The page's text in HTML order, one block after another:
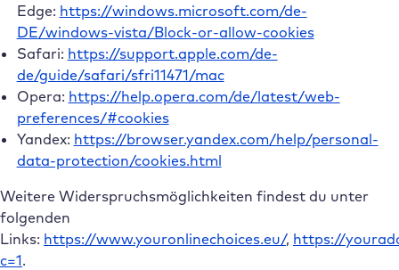
Edge: https://windows.microsoft.com/de-
DE/windows-vista/Block-or-allow-cookies
Safari: https://support.apple.com/de-
de/guide/safari/sfri11471/mac
Opera: https://help.opera.com/de/latest/web-
preferences/#cookies
Yandex: https://browser.yandex.com/help/personal-
data-protection/cookies.html
Weitere Widerspruchsmöglichkeiten findest du unter
folgenden
Links: https://www.youronlinechoices.eu/, https://
c=1.